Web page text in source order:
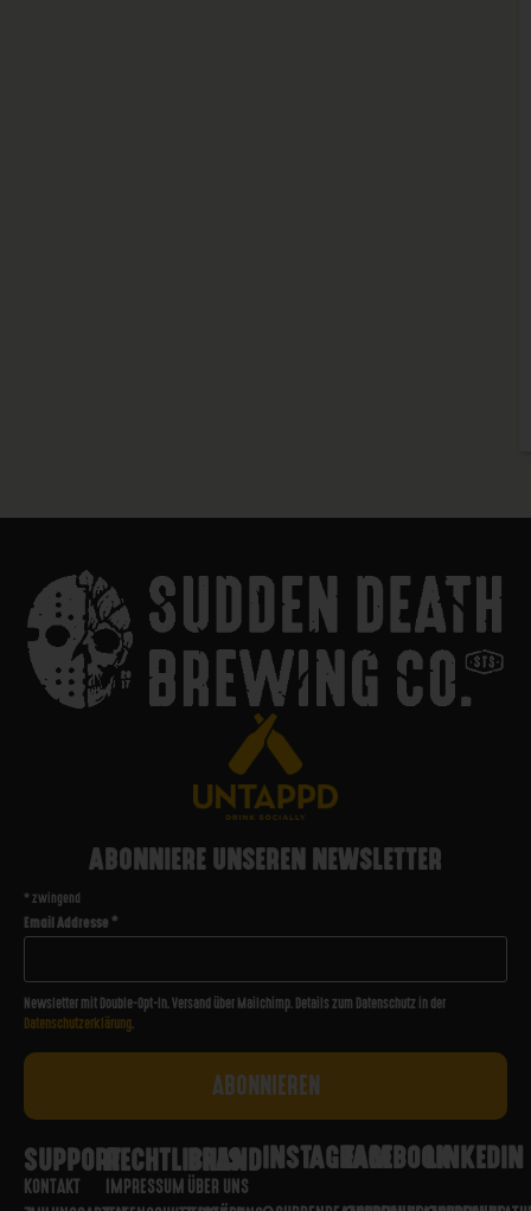
ABONNIERE UNSEREN NEWSLETTER
* zwingend
Email Addresse*
Newsletter mit Double-Opt-In. Versand über Mailchimp. Details zum Datenschutz in der
Datenschutzerklärung.
SUPPORT
KONTAKT
RECHTLICHES
IMPRESSUM
BRAND
ÜBER UNS
INSTAGRAMFACEBOOKLINKEDIN